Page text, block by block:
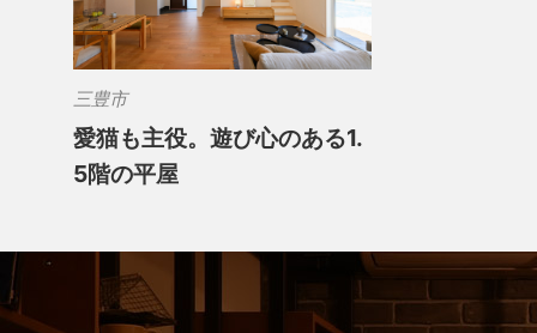
三豊市
愛猫も主役。遊び心のある1.
5階の平屋